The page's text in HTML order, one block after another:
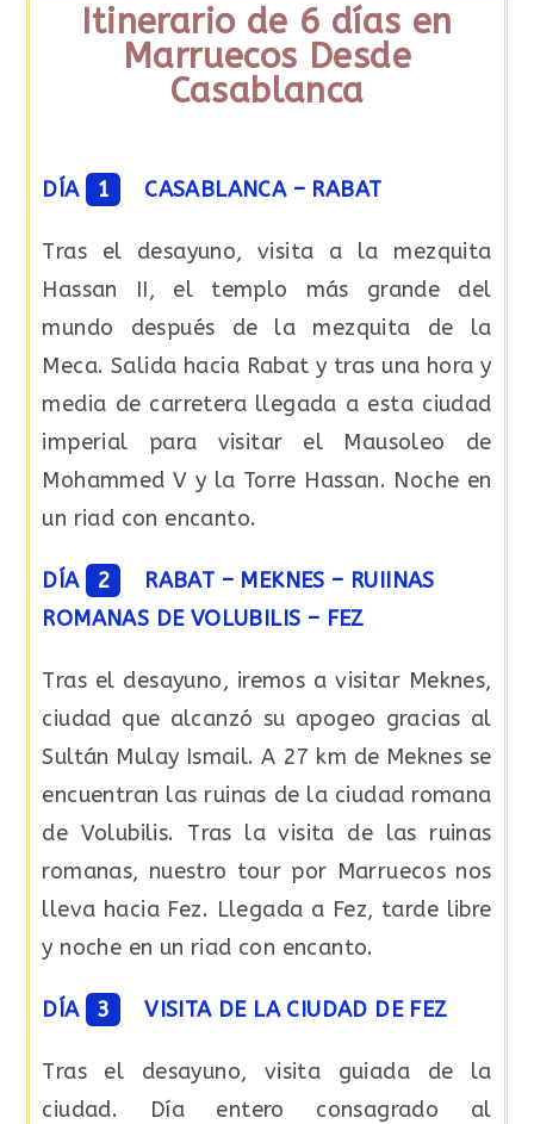
Itinerario de 6 días en
Marruecos Desde
Casablanca
DÍA 1 CASABLANCA – RABAT
Tras el desayuno, visita a la mezquita
Hassan II, el templo más grande del
mundo después de la mezquita de la
Meca. Salida hacia Rabat y tras una hora y
media de carretera llegada a esta ciudad
imperial para visitar el Mausoleo de
Mohammed V y la Torre Hassan. Noche en
un riad con encanto.
DÍA 2
RABAT – MEKNES – RUIINAS
ROMANAS DE VOLUBILIS – FEZ
Tras el desayuno, iremos a visitar Meknes,
ciudad que alcanzó su apogeo gracias al
Sultán Mulay Ismail. A 27 km de Meknes se
encuentran las ruinas de la ciudad romana
de Volubilis. Tras la visita de las ruinas
romanas, nuestro tour por Marruecos nos
lleva hacia Fez. Llegada a Fez, tarde libre
y noche en un riad con encanto.
DÍA 3 VISITA DE LA CIUDAD DE FEZ
Tras el desayuno, visita guiada de la
ciudad. Día entero consagrado al